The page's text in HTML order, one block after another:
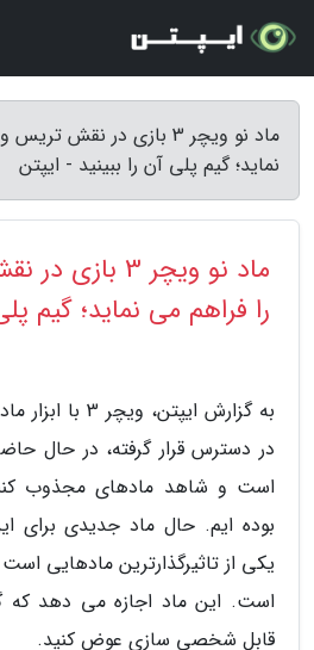
ماد نو ویچر 3 بازی در نقش
نماید؛ گیم پلی آن را ببینید - ایپتن
ماد نو ویچر 3
را فراهم می نماید؛ گیم
به گزارش
در دسترس قرار گرفته، در حال
است و شاهد مادهای مجذوب
بوده ایم. حال ماد جدیدی برای
یکی از تاثیرگذارترین مادهایی
است. این ماد اجازه می دهد که
قابل شخصی سازی عوض کنید.